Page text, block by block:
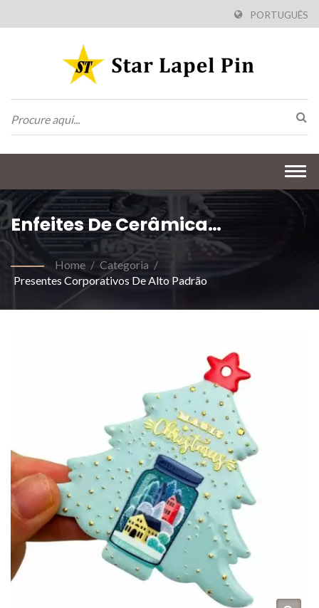
PORTUGUÊS
Enfeites De Cerâmica
Personalizados
Home / Categoria /
Presentes Corporativos De Alto Padrão